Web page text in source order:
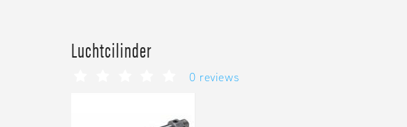
Luchtcilinder
0 reviews